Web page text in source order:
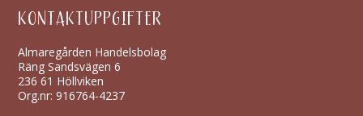
KONTAKTUPPGIFTER
Almaregården Handelsbolag
Räng Sandsvägen 6
236 61 Höllviken
Org.nr: 916764-4237